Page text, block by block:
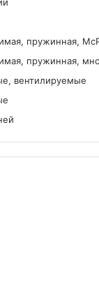
пружинная,
пружинная,
вентилируемые